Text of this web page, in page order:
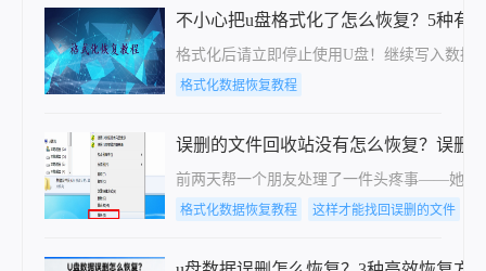
不小心把u盘格式化了怎么恢复？5种有
格式化后请立即停止使用U盘！继续写入数据
格式化数据恢复教程
误删的文件回收站没有怎么恢复？误删
前两天帮一个朋友处理了一件头疼事——她整
格式化数据恢复教程 这样才能找回误删的文件